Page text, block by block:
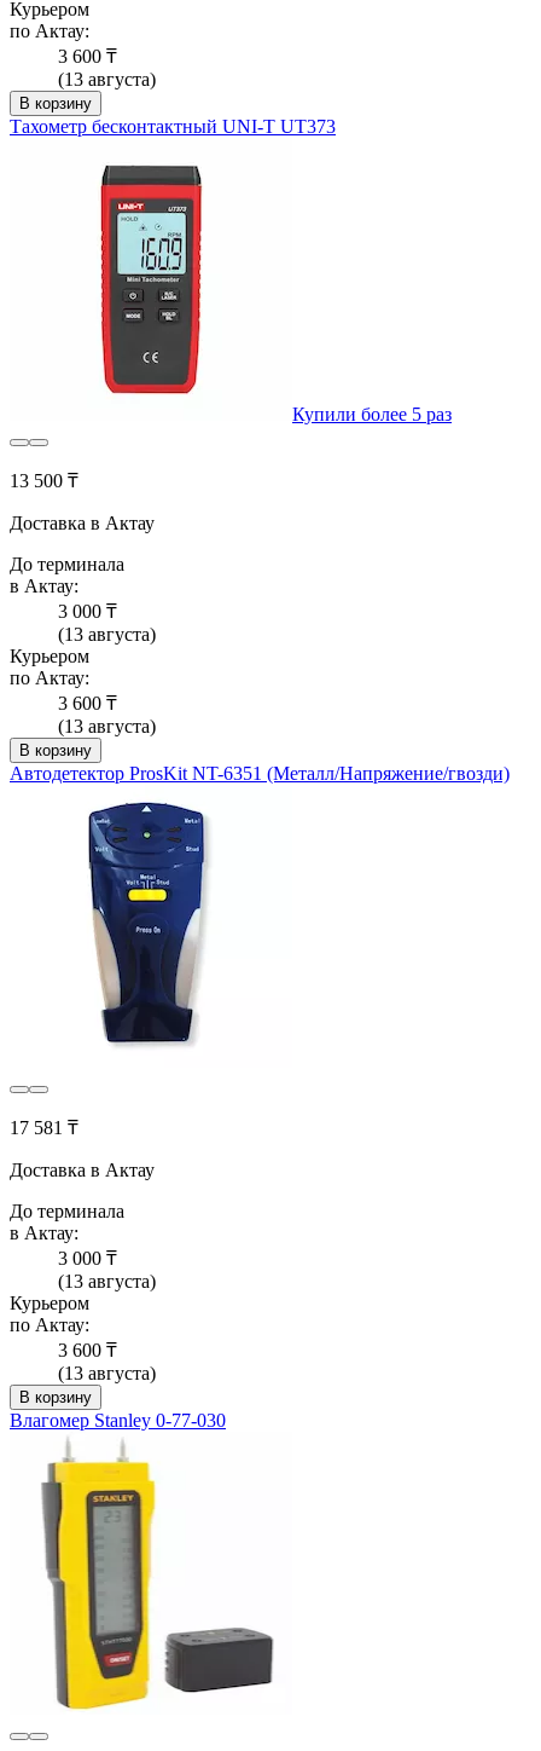
Курьером
по Актау:
3 600 ₸
(13 августа)
В корзину
Тахометр бесконтактный UNI-T UT373
Купили более 5 раз
13 500 ₸
Доставка в Актау
До терминала
в Актау:
3 000 ₸
(13 августа)
Курьером
по Актау:
3 600 ₸
(13 августа)
В корзину
Автодетектор ProsKit NT-6351 (Металл/Напряжение/гвозди)
17 581 ₸
Доставка в Актау
До терминала
в Актау:
3 000 ₸
(13 августа)
Курьером
по Актау:
3 600 ₸
(13 августа)
В корзину
Влагомер Stanley 0-77-030